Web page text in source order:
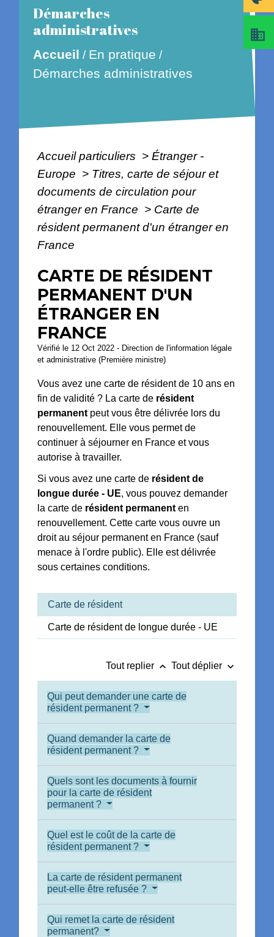
Démarches
administratives
Accueil / En pratique /
Démarches administratives
Accueil particuliers > Étranger -
Europe > Titres, carte de séjour et
documents de circulation pour
étranger en France > Carte de
résident permanent d'un étranger en
France
CARTE DE RÉSIDENT
PERMANENT D'UN
ÉTRANGER EN
FRANCE
Vérifié le 12 Oct 2022 - Direction de l'information légale
et administrative (Première ministre)
Vous avez une carte de résident de 10 ans en
fin de validité ? La carte de résident
permanent peut vous être délivrée lors du
renouvellement. Elle vous permet de
continuer à séjourner en France et vous
autorise à travailler.
Si vous avez une carte de résident de
longue durée - UE, vous pouvez demander
la carte de résident permanent en
renouvellement. Cette carte vous ouvre un
droit au séjour permanent en France (sauf
menace à l'ordre public). Elle est délivrée
sous certaines conditions.
Carte de résident
Carte de résident de longue durée - UE
Tout replier keyboard_arrow_up Tout déplier keyboard_arrow_down
Qui peut demander une carte de
résident permanent ?
Quand demander la carte de
résident permanent ?
Quels sont les documents à fournir
pour la carte de résident
permanent ?
Quel est le coût de la carte de
résident permanent ?
La carte de résident permanent
peut-elle être refusée ?
Qui remet la carte de résident
permanent?
business